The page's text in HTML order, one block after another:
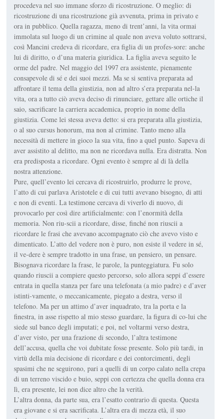
procedeva nel suo immane sforzo di ricostruzione. O meglio: di
ricostruzione di una ricostruzione già avvenuta, prima in privato e
ora in pubblico. Quella ragazza, meno di trent’anni, la vita ormai
immolata sul luogo di un crimine al quale non aveva voluto sottrarsi,
così Mancini credeva di ricordare, era figlia di un profes-sore: anche
lui di diritto, o d’una materia giuridica. La figlia aveva seguito le
orme del padre. Nel maggio del 1997 era assistente, pienamente
consapevole di sé e dei suoi mezzi. Ma se si sentiva preparata ad
affrontare il tema della giustizia, non ad altro s’era preparata nel-la
vita, ora a tutto ciò aveva deciso di rinunciare, gettare alle ortiche il
saio, sacrificare la carriera accademica, proprio in nome della
giustizia. Come lei stessa aveva detto: si era preparata alla giustizia,
o al suo cursus honorum, ma non al crimine. Tanto meno alla
necessità di mettere in gioco la sua vita, fino a quel punto. Sapeva di
aver assistito al delitto, ma non ne ricordava nulla. Era distratta. Non
era predisposta a ricordare. Ogni evento è sempre al di là della
nostra attenzione.
Pure, quell’evento lei cercava di ricostruirlo, produrre le prove,
l’atto di cui parlava Aristotele e di cui tutti avevano bisogno, di atti
e non di eventi. La testimone cercava di viverlo di nuovo, di
provocarlo per così dire artificialmente: con l’enormità della
memoria. Non riu-scii a ricordare, disse, finché non riuscii a
ricordare le frasi che avevano accompagnato ciò che avevo visto e
dimenticato. L’atto del vedere non è puro, non esiste il vedere in sé,
il ve-dere è sempre tradotto in una frase, un pensiero, un pensare.
Bisognava ricordare la frase, le parole, la punteggiatura. Fu solo
quando riuscii a compiere questo percorso, solo allora seppi d’essere
entrata in quella stanza per fare una telefonata (a mio padre) e d’aver
istinti-vamente, o meccanicamente, piegato a destra, verso il
telefono. Ma per un attimo d’aver inquadrato, tra la porta e la
finestra, in asse rispetto al mio stesso guardare, la figura di co-lui che
siede sul banco degli imputati; e poi, nel voltarmi verso destra,
d’aver visto, per una frazione di secondo, l’altra testimone
dell’accusa, quella che voi dubitate fosse presente. Solo più tardi, in
virtù della mia decisione di ricordare e dei contorcimenti, degli
spasimi che ne seguirono, pari a quelli di un corpo calato nella crepa
di un terreno viscido e buio, seppi con certezza che quella donna era
lì, era presente, lei non dice altro che la verità.
L’altra donna, da parte sua, era l’esatto contrario di questa. Questa
era giovane e si era sacrificata. L’altra era di mezza età, il suo